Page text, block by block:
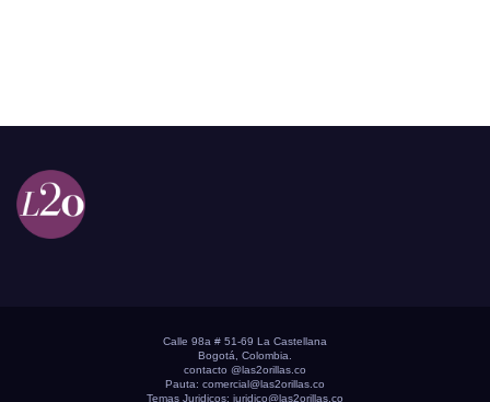
Calle 98a # 51-69 La Castellana
Bogotá, Colombia.
contacto @las2orillas.co
Pauta: comercial@las2orillas.co
Temas Juridicos: juridico@las2orillas.co